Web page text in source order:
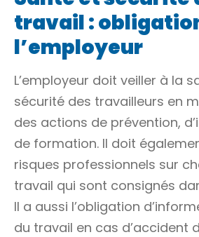
travail :
l’employeur
L’employeur doit veiller à la
sécurité des travailleurs en
des actions de prévention,
de formation. Il doit
risques professionnels sur
travail qui sont consignés
Il a aussi l’obligation
du travail en cas d’accident